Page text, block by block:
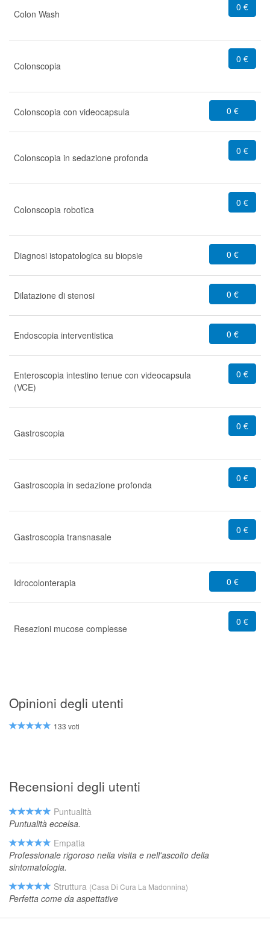
Colon Wash
0 €
Colonscopia
0 €
Colonscopia con videocapsula 0 €
Colonscopia in sedazione profonda
0 €
Colonscopia robotica
0 €
Diagnosi istopatologica su biopsie 0 €
Dilatazione di stenosi 0 €
Endoscopia interventistica 0 €
Enteroscopia intestino tenue con videocapsula
(VCE)
0 €
Gastroscopia
0 €
Gastroscopia in sedazione profonda
0 €
Gastroscopia transnasale
0 €
Idrocolonterapia 0 €
Resezioni mucose complesse
0 €
Opinioni degli utenti
133 voti
Recensioni degli utenti
Puntualità
Puntualità eccelsa.
Empatia
Professionale rigoroso nella visita e nell'ascolto della
sintomatologia.
Struttura (Casa Di Cura La Madonnina)
Perfetta come da aspettative